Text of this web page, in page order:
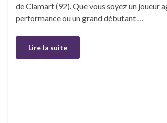
de Clamart (92). Que vous soyez un joueur
performance ou un grand débutant …
Lire la suite